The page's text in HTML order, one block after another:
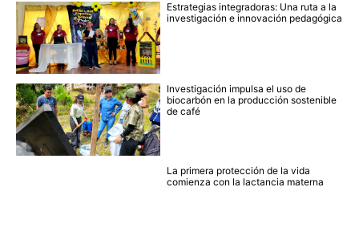
Estrategias integradoras: Una ruta a la
investigación e innovación pedagógica
Investigación impulsa el uso de
biocarbón en la producción sostenible
de café
La primera protección de la vida
comienza con la lactancia materna